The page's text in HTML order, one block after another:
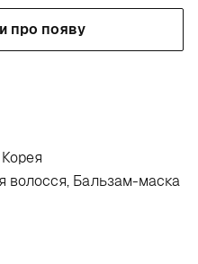
про появу
волосся, Бальзам-маска